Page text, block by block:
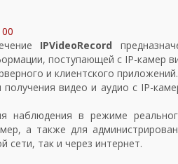
IPVideoRecord
поступающей с IP-камер
и клиентского приложений.
видео и аудио с IP-
наблюдения в режиме
а также для
сети, так и через интернет.